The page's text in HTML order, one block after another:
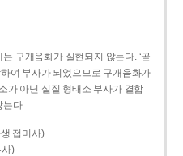
구개음화가 실현되지 않는다. ‘곧
여 부사가 되었으므로 구개음화가
가 아닌 실질 형태소 부사가 결합
는다.
접미사)
)